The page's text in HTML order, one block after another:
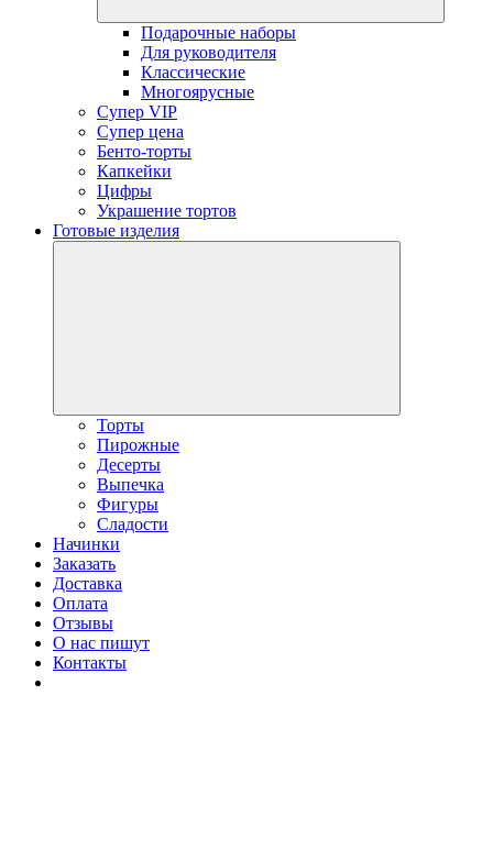
Подарочные наборы
Для руководителя
Классические
Многоярусные
Супер VIP
Супер цена
Бенто-торты
Капкейки
Цифры
Украшение тортов
Готовые изделия
Торты
Пирожные
Десерты
Выпечка
Фигуры
Сладости
Начинки
Заказать
Доставка
Оплата
Отзывы
О нас пишут
Контакты